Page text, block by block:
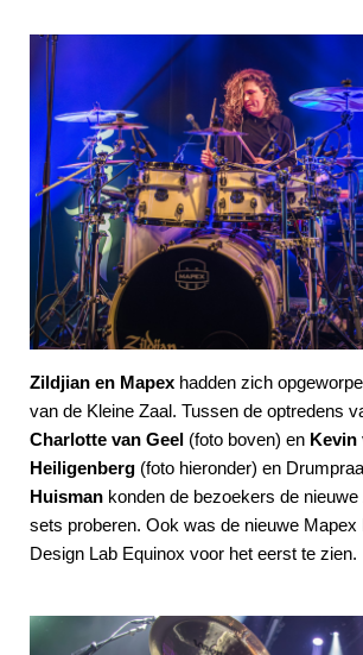
Zildjian en Mapex hadden zich
van de Kleine Zaal. Tussen de optredens
Charlotte van Geel (foto boven) en Kevin
Heiligenberg (foto hieronder) en
Huisman konden de bezoekers de
sets proberen. Ook was de nieuwe Mapex
Design Lab Equinox voor het eerst te zien.